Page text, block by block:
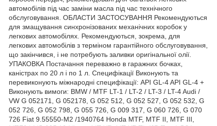
автомобілів під час заміни масла під час технічного
обслуговування. ОБЛАСТИ ЗАСТОСУВАННЯ Рекомендуються
для змащування синхронізованих механічних коробок у
легкових автомобілях. Рекомендуються, зокрема, для
легкових автомобілів з терміном гарантійного обслуговування,
що закінчився, і не потребують заливки оригінальної олії.
УПАКОВКА Постачання переважно в гаражних бочках,
каністрах по 20 л і по 1 л. Специфікації Виконують та
перевиконують міжнародні специфікації: API GL-4 API GL-4 +
Виконують вимоги: BMW / MTF LT-1 / LT-2 / LT-3 / LT-4 Audi /
VW G 052171, G 052178, G 052 512, G 052 527, G 052 532, G
052 726, G 052 798, G 055 726, G 009 317, G 060 726, G 070
726 Fiat 9.55550-M2 /1940764 Honda MTF, MTF II, MTF III,